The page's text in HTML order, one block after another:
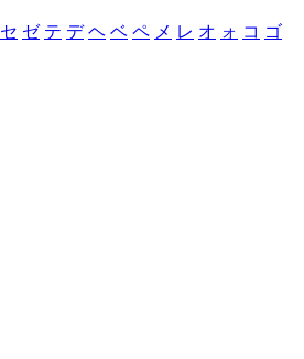
セ ゼ テ デ ヘ ベ ペ メ レ オ ォ コ ゴ